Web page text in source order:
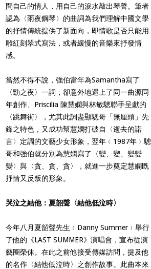
問自己的情人，用自己的淚水敲出琴聲。筆者
認為〈雨夜鋼琴〉的曲詞為我們理解中國文學
的抒情傳統提供了新面向，即情歌是否只能用
雕紅刻翠式寫法，或者緩慢的音樂來抒發情
感。
當然不得不說，強伯當年為Samantha寫了
〈勁之夜〉一詞，卻意外地遇上了同一曲源同
年創作、Priscilia 陳慧嫻與林敏驄聯手呈獻的
〈跳舞街〉，尤其此詞盡顯驄哥「無厘頭」先
鋒之特色，又成功幫慧嫻打破自〈逝去的諾
言〉定調的文藝少女形象，翌年﹙1987年﹚驄
哥和強伯就分別為慧嫻寫了〈變、變、變變
變〉與〈貪、貪、貪〉，就進一步奠定慧嫻既
抒情又反叛的形象。
哭泣之結他：夏韶聲〈結他低泣時〉
今年八月夏韶聲先生﹙Danny Summer﹚舉行
了他的《LAST SUMMER》演唱會，宣布從演
藝圈榮休。在此之前他接受傳媒訪問，提及他
的名作〈結他低泣時〉之創作故事。此曲本來